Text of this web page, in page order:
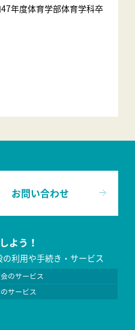
年度体育学部体育学科卒
お問い合わせ
よう！
の利用や手続き・サービス
のサービス
サービス